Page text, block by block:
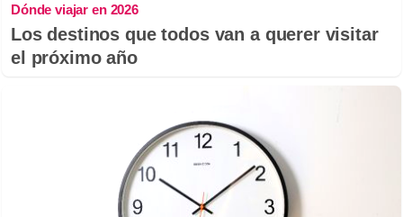
Dónde viajar en 2026
Los destinos que todos van a querer visitar
el próximo año